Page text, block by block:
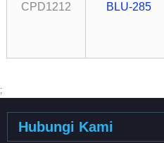
CPD1212 BLU-285
;
Hubungi Kami